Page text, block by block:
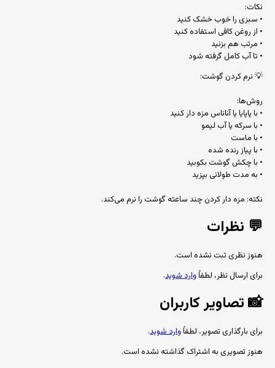
نکات:
• سبزی را خوب خشک کنید
• از روغن کافی استفاده کنید
• مرتب هم بزنید
• تا آب کامل گرفته شود
💡 نرم کردن گوشت:
روش‌ها:
• با پاپایا یا آناناس مزه دار کنید
• با سرکه یا آب لیمو
• با ماست
• با پیاز رنده شده
• با چکش گوشت بکوبید
• به مدت طولانی بپزید
نکته: مزه دار کردن چند ساعته گوشت را نرم می‌کند.
💬 نظرات
هنوز نظری ثبت نشده است.
برای ارسال نظر، لطفاًوارد شوید.
📸تصاویر کاربران
برای بارگذاری تصویر، لطفاًوارد شوید.
هنوز تصویری به اشتراک گذاشته نشده است.